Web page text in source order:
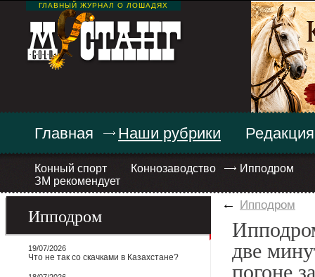
ГЛАВНЫЙ ЖУРНАЛ О ЛОШАДЯХ
Главная Наши рубрики
Конный спорт Коннозаводство
Ипподром
ЗМ рекомендует
Редакция
Ипподром
19/07/2026
Что не так со скачками в Казахстане?
← Ипподром
две
погоне